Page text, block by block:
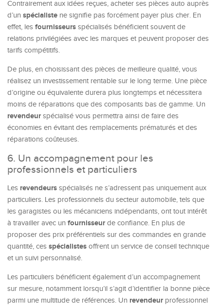
Contrairement aux idées reçues, acheter ses pièces auto auprès
d’un spécialiste ne signifie pas forcément payer plus cher. En
effet, les fournisseurs spécialisés bénéficient souvent de
relations privilégiées avec les marques et peuvent proposer des
tarifs compétitifs.
De plus, en choisissant des pièces de meilleure qualité, vous
réalisez un investissement rentable sur le long terme. Une pièce
d’origine ou équivalente durera plus longtemps et nécessitera
moins de réparations que des composants bas de gamme. Un
revendeurspécialisé vous permettra ainsi de faire des
économies en évitant des remplacements prématurés et des
réparations coûteuses.
6. Un accompagnement pour les
professionnels et particuliers
Les revendeurs spécialisés ne s’adressent pas uniquement aux
particuliers. Les professionnels du secteur automobile, tels que
les garagistes ou les mécaniciens indépendants, ont tout intérêt
à travailler avec un fournisseurde confiance. En plus de
proposer des prix préférentiels sur des commandes en grande
quantité, ces spécialistes offrent un service de conseil technique
et un suivi personnalisé.
Les particuliers bénéficient également d’un accompagnement
sur mesure, notamment lorsqu’il s’agit d’identifier la bonne pièce
parmi une multitude de références. Un revendeurprofessionnel